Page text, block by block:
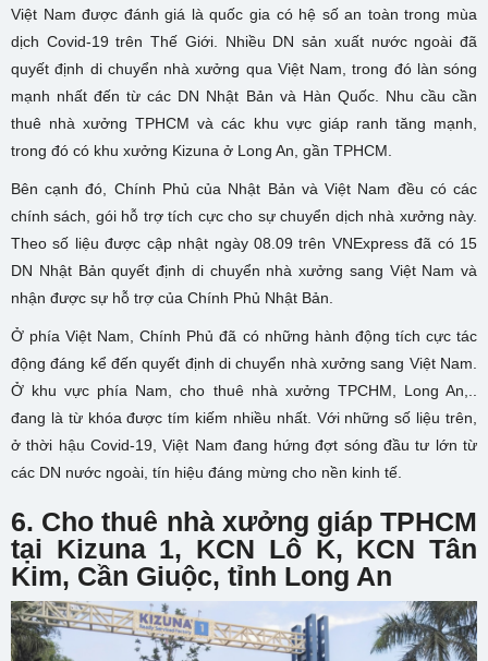
Việt Nam được đánh giá là quốc gia có hệ số an toàn trong mùa
dịch Covid-19 trên Thế Giới. Nhiều DN sản xuất nước ngoài đã
quyết định di chuyển nhà xưởng qua Việt Nam, trong đó làn sóng
mạnh nhất đến từ các DN Nhật Bản và Hàn Quốc. Nhu cầu cần
thuê nhà xưởng TPHCM và các khu vực giáp ranh tăng mạnh,
trong đó có khu xưởng Kizuna ở Long An, gần TPHCM.
Bên cạnh đó, Chính Phủ của Nhật Bản và Việt Nam đều có các
chính sách, gói hỗ trợ tích cực cho sự chuyển dịch nhà xưởng này.
Theo số liệu được cập nhật ngày 08.09 trên VNExpress đã có 15
DN Nhật Bản quyết định di chuyển nhà xưởng sang Việt Nam và
nhận được sự hỗ trợ của Chính Phủ Nhật Bản.
Ở phía Việt Nam, Chính Phủ đã có những hành động tích cực tác
động đáng kể đến quyết định di chuyển nhà xưởng sang Việt Nam.
Ở khu vực phía Nam, cho thuê nhà xưởng TPCHM, Long An,..
đang là từ khóa được tím kiếm nhiều nhất. Với những số liệu trên,
ở thời hậu Covid-19, Việt Nam đang hứng đợt sóng đầu tư lớn từ
các DN nước ngoài, tín hiệu đáng mừng cho nền kinh tế.
6. Cho thuê nhà xưởng giáp TPHCM
tại Kizuna 1, KCN Lô K, KCN Tân
Kim, Cần Giuộc, tỉnh Long An